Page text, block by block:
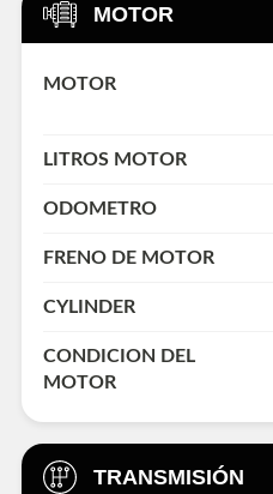
MOTOR
MOTOR
LITROS MOTOR
ODOMETRO
FRENO DE MOTOR
CYLINDER
CONDICION DEL
MOTOR
TRANSMISIÓN